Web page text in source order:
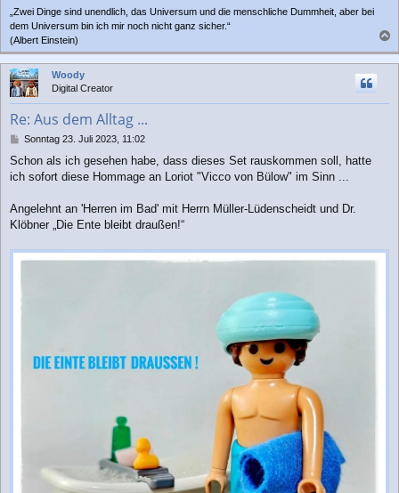
„Zwei Dinge sind unendlich, das Universum und die menschliche Dummheit, aber bei
dem Universum bin ich mir noch nicht ganz sicher.“
(Albert Einstein)
a
c
Woody
Digital Creator
Re: Aus dem Alltag ...
B
i
t
a
g
Sonntag 23. Juli 2023, 11:02
Schon als ich gesehen habe, dass dieses Set rauskommen soll, hatte
ich sofort diese Hommage an Loriot "Vicco von Bülow" im Sinn ...
Angelehnt an 'Herren im Bad' mit Herrn Müller-Lüdenscheidt und Dr.
Klöbner „Die Ente bleibt draußen!“